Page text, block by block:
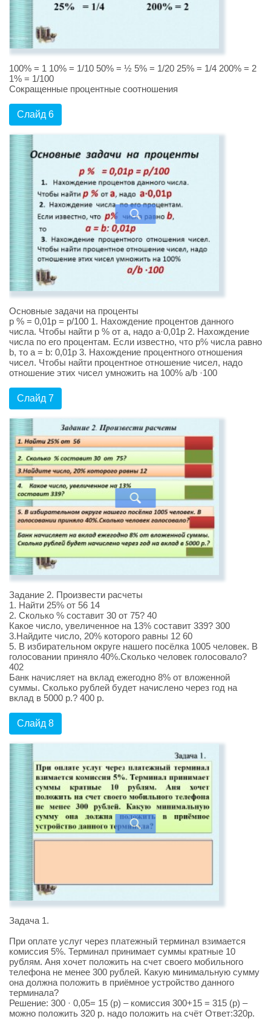
100% = 1 10% = 1/10 50% = ½ 5% = 1/20 25% = 1/4 200% = 2
1% = 1/100
Сокращенные процентные соотношения
Слайд 6
Основные задачи на проценты
р % = 0,01р = р/100 1. Нахождение процентов данного
числа. Чтобы найти р % от а, надо а·0,01р 2. Нахождение
числа по его процентам. Если известно, что р% числа равно
b, то а = b: 0,01р 3. Нахождение процентного отношения
чисел. Чтобы найти процентное отношение чисел, надо
отношение этих чисел умножить на 100% а/b ·100
Слайд 7
Задание 2. Произвести расчеты
1. Найти 25% от 56 14
2. Сколько % составит 30 от 75? 40
Какое число, увеличенное на 13% составит 339? 300
3.Найдите число, 20% которого равны 12 60
5. В избирательном округе нашего посёлка 1005 человек. В
голосовании приняло 40%.Сколько человек голосовало?
402
Банк начисляет на вклад ежегодно 8% от вложенной
суммы. Сколько рублей будет начислено через год на
вклад в 5000 р.? 400 р.
Слайд 8
Задача 1.
При оплате услуг через платежный терминал взимается
комиссия 5%. Терминал принимает суммы кратные 10
рублям. Аня хочет положить на счет своего мобильного
телефона не менее 300 рублей. Какую минимальную сумму
она должна положить в приёмное устройство данного
терминала?
Решение: 300 · 0,05= 15 (р) – комиссия 300+15 = 315 (р) –
можно положить 320 р. надо положить на счёт Ответ:320р.